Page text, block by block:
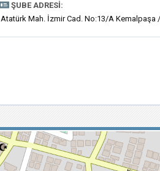
ŞUBE ADRESI:
Atatürk Mah. İzmir Cad. No:13/A Kemalpaşa